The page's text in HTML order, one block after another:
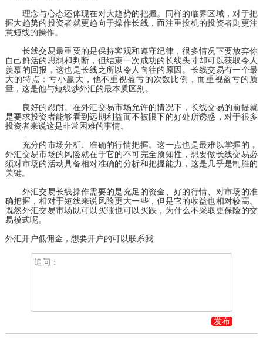
理念与心态还体现在对大趋势的把握。同样的临界区域，对于把
握大趋势的投资者就更趋向于操作长线，而注重投机的投资者则更注
意短线的操作。
长线交易最重要的是保持客观和遵守纪律，很多情况下要放弃你
自己鲜活的思想和判断，但结束一次成功的长线头寸却可以获取令人
羡慕的回报，这也是长线之所以令人向往的原因。长线交易有一个最
大的特点：亏小赢大，他不重视盈亏的次数比例，而重视盈亏的质
量，这是他与短线炒外汇的最本质区别。
良好的忍耐。在外汇交易市场允许的情况下，长线交易的前提就
是要求投资者能够看到远期利益而不被眼下的好处所诱惑，对于很多
投资者来说这是非常困难的事情。
充分的市场分析、准确的行情把握。这一点也是最难以掌握的，
外汇交易市场的风险就在于它的不可完全预知性，想要做长线交易必
须对市场的活动具备相对准确的分析和把握能力，这是几乎是制胜的
关键。
外汇交易长线操作需要的是充足的资金、好的行情、对市场的准
确把握，相对于短线来说风险更大一些，但是它的收益也相对较高。
既然外汇交易市场既可以买涨也可以买跌，为什么不采取更保险的交
易模式呢。
外汇开户低佣金，想要开户的可以联系我
发布